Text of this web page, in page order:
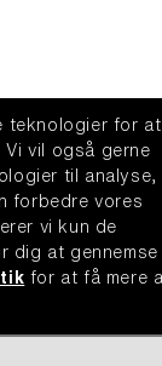
teknologier for at
Vi vil også gerne
til analyse,
forbedre vores
vi kun de
dig at gennemse
for at få mere